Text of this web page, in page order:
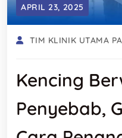
APRIL 23, 2025
TIM KLINIK UTAMA
Kencing
Penyebab,